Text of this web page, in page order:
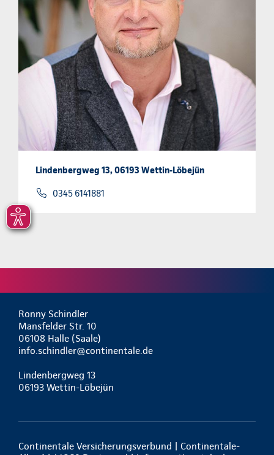
Lindenbergweg 13, 06193 Wettin-Löbejün
0345 6141881
Ronny Schindler
Mansfelder Str. 10
06108 Halle (Saale)
info.schindler@continentale.de
Lindenbergweg 13
06193 Wettin-Löbejün
Continentale Versicherungsverbund | Continentale-